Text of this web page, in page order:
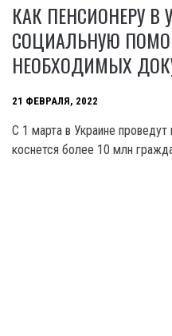
КАК ПЕНСИОНЕРУ В
СОЦИАЛЬНУЮ
НЕОБХОДИМЫХ
21 ФЕВРАЛЯ, 2022
С 1 марта в Украине
коснется более 10 млн